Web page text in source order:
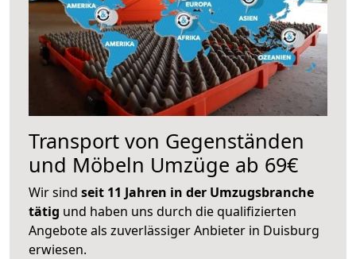
Transport von Gegenständen
und Möbeln Umzüge ab 69€
Wir sind seit 11 Jahren in der Umzugsbranche
tätig und haben uns durch die qualifizierten
Angebote als zuverlässiger Anbieter in Duisburg
erwiesen.